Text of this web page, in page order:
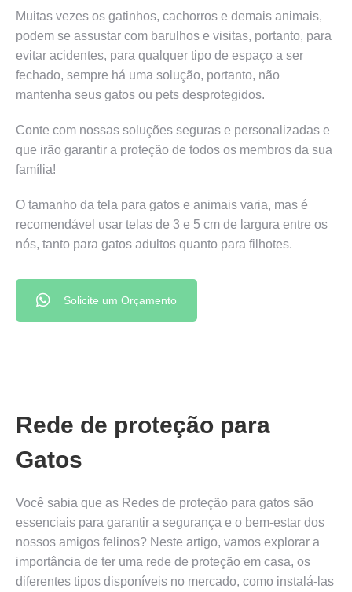
Muitas vezes os gatinhos, cachorros e demais animais,
podem se assustar com barulhos e visitas, portanto, para
evitar acidentes, para qualquer tipo de espaço a ser
fechado, sempre há uma solução, portanto, não
mantenha seus gatos ou pets desprotegidos.
Conte com nossas soluções seguras e personalizadas e
que irão garantir a proteção de todos os membros da sua
família!
O tamanho da tela para gatos e animais varia, mas é
recomendável usar telas de 3 e 5 cm de largura entre os
nós, tanto para gatos adultos quanto para filhotes.
Solicite um Orçamento
Rede de proteção para
Gatos
Você sabia que as Redes de proteção para gatos são
essenciais para garantir a segurança e o bem-estar dos
nossos amigos felinos? Neste artigo, vamos explorar a
importância de ter uma rede de proteção em casa, os
diferentes tipos disponíveis no mercado, como instalá-las